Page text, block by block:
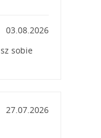
03.08.2026
sobie
27.07.2026